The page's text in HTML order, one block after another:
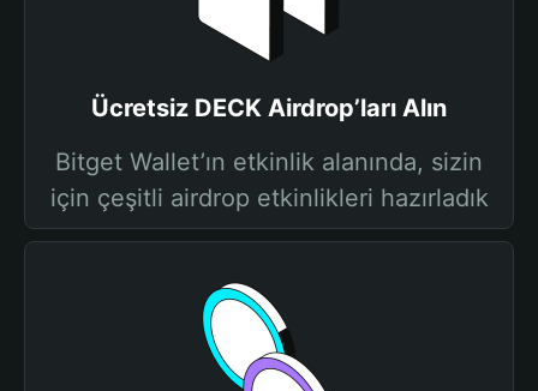
Ücretsiz DECK Airdrop’ları Alın
Bitget Wallet’ın etkinlik alanında, sizin
için çeşitli airdrop etkinlikleri hazırladık